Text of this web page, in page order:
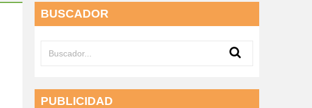
BUSCADOR
PUBLICIDAD